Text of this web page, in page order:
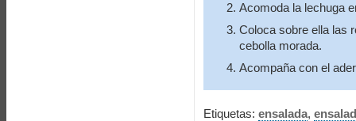
Acomoda la lechuga
Coloca sobre ella las
cebolla morada.
Acompaña con el
Etiquetas: ensalada,